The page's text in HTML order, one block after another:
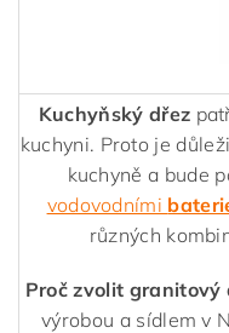
Kuchyňský dřez
kuchyni. Proto je
kuchyně a bude
vodovodními
různých
Proč zvolit granitový
výrobou a sídlem v